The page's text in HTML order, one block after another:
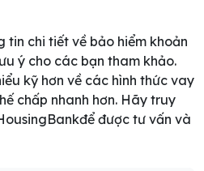
tin chi tiết về bảo hiểm khoản
ý cho các bạn tham khảo.
kỹ hơn về các hình thức vay
chấp nhanh hơn. Hãy truy
được tư vấn và